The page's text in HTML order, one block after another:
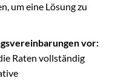
um eine Lösung zu
vor:
Raten vollständig